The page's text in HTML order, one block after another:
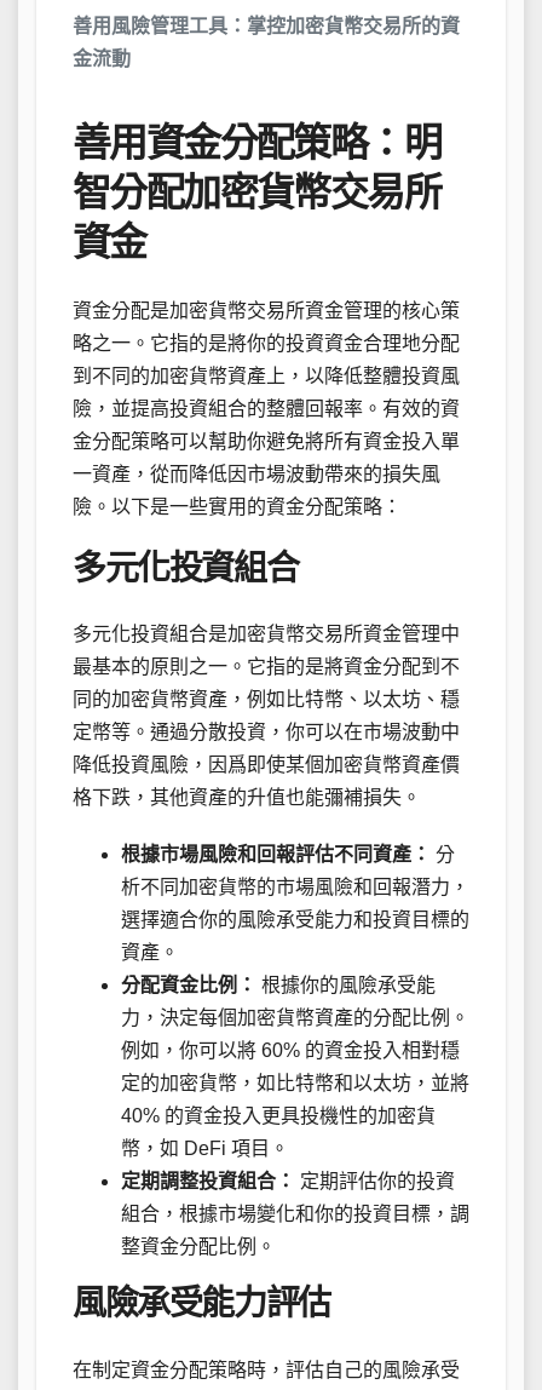
善用風險管理工具：掌控加密貨幣交易所的資
金流動
善用資金分配策略：明
智分配加密貨幣交易所
資金
資金分配是加密貨幣交易所資金管理的核心策
略之一。它指的是將你的投資資金合理地分配
到不同的加密貨幣資產上，以降低整體投資風
險，並提高投資組合的整體回報率。有效的資
金分配策略可以幫助你避免將所有資金投入單
一資產，從而降低因市場波動帶來的損失風
險。以下是一些實用的資金分配策略：
多元化投資組合
多元化投資組合是加密貨幣交易所資金管理中
最基本的原則之一。它指的是將資金分配到不
同的加密貨幣資產，例如比特幣、以太坊、穩
定幣等。通過分散投資，你可以在市場波動中
降低投資風險，因爲即使某個加密貨幣資產價
格下跌，其他資產的升值也能彌補損失。
根據市場風險和回報評估不同資產： 分
析不同加密貨幣的市場風險和回報潛力，
選擇適合你的風險承受能力和投資目標的
資產。
分配資金比例： 根據你的風險承受能
力，決定每個加密貨幣資產的分配比例。
例如，你可以將 60% 的資金投入相對穩
定的加密貨幣，如比特幣和以太坊，並將
40% 的資金投入更具投機性的加密貨
幣，如 DeFi 項目。
定期調整投資組合：
定期評估你的投資
組合，根據市場變化和你的投資目標，調
整資金分配比例。
風險承受能力評估
在制定資金分配策略時，評估自己的風險承受